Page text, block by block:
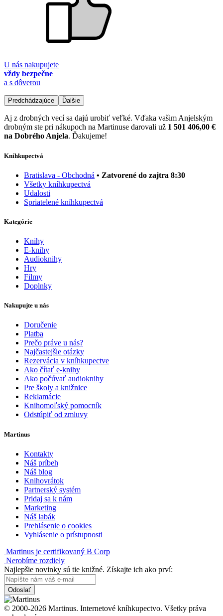
U nás nakupujete
vždy bezpečne
a s dôverou
Predchádzajúce Ďalšie
Aj z drobných vecí sa dajú urobiť veľké. Vďaka vašim Anjelským
drobným ste pri nákupoch na Martinuse darovali už 1 501 406,00 €
na Dobrého Anjela. Ďakujeme!
Kníhkupectvá
Bratislava - Obchodná • Zatvorené do zajtra 8:30
Všetky kníhkupectvá
Udalosti
Spriatelené kníhkupectvá
Kategórie
Knihy
E-knihy
Audioknihy
Hry
Filmy
Doplnky
Nakupujte u nás
Doručenie
Platba
Prečo práve u nás?
Najčastejšie otázky
Rezervácia v kníhkupectve
Ako čítať e-knihy
Ako počúvať audioknihy
Pre školy a knižnice
Reklamácie
Knihomoľský pomocník
Odstúpiť od zmluvy
Martinus
Kontakty
Náš príbeh
Náš blog
Knihovrátok
Partnerský systém
Pridaj sa k nám
Marketing
Náš labák
Prehlásenie o cookies
Vyhlásenie o prístupnosti
Martinus je certifikovaný B Corp
Nerobíme rozdiely
Najlepšie novinky sú tie knižné. Získajte ich ako prví:
Odoslať
© 2000-2026 Martinus. Internetové kníhkupectvo. Všetky práva